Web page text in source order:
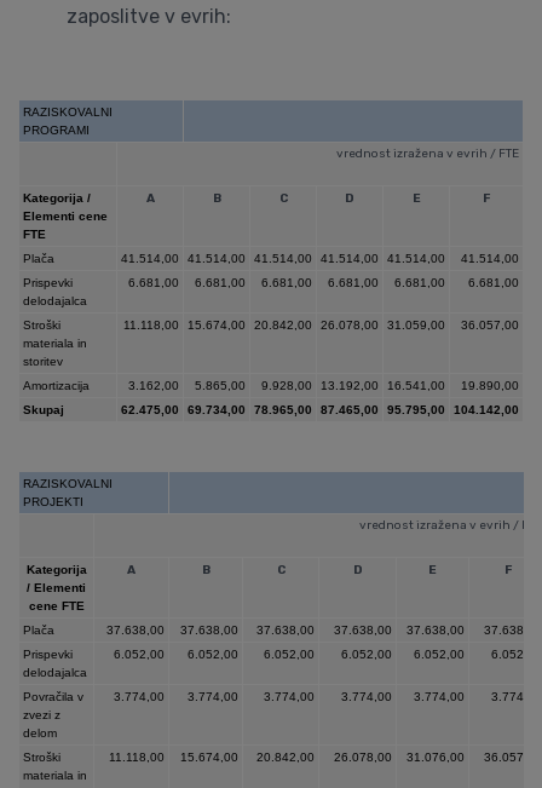
zaposlitve v evrih:
RAZISKOVALNI
PROGRAMI
vrednost izražena v evrih / FTE
Kategorija /
Elementi cene
FTE
A B C D E F
Plača 41.514,00 41.514,00 41.514,00 41.514,00 41.514,00
41.514,00
Prispevki
delodajalca
6.681,00 6.681,00 6.681,00 6.681,00 6.681,00 6.681,00
Stroški
materiala in
storitev
11.118,00 15.674,00 20.842,00 26.078,00 31.059,00 36.057,00
Amortizacija 3.162,00 5.865,00 9.928,00 13.192,00 16.541,00
19.890,00
Skupaj
62.475,00 69.734,00 78.965,00 87.465,00 95.795,00 104.142,00
RAZISKOVALNI
PROJEKTI
vrednost izražena v evrih / FTE
Kategorija
/ Elementi
cene FTE
A B C D E F
Plača 37.638,00 37.638,00 37.638,00 37.638,00 37.638,00
37.638,00
Prispevki
delodajalca
6.052,00 6.052,00 6.052,00 6.052,00 6.052,00 6.052,00
Povračila v
zvezi z
delom
3.774,00 3.774,00 3.774,00 3.774,00 3.774,00 3.774,00
Stroški
materiala in
11.118,00 15.674,00 20.842,00 26.078,00 31.076,00 36.057,00